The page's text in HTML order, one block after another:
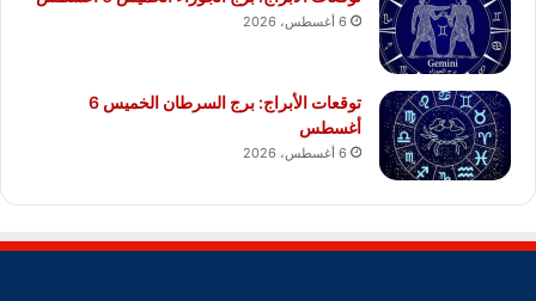
6 أغسطس، 2026
توقعات الأبراج: برج السرطان الخميس 6
أغسطس
6 أغسطس، 2026